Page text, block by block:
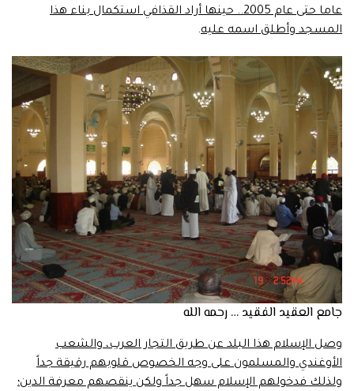
عاما حتى عام 2005.. حينها أراد القذافي استكمال بناء هذا
المسجد وأطلق اسمه عليه.
جامع العقيد الفقيد … رحمه الله
وصل الإسلام هذا البلد عن طريق التجار العرب، والشعب
الأوغندي والمسلمون على وجه الخصوص قلوبهم رقيقة جداً
ولذلك فدخولهم الإسلام سهل جداً ولكن ينقصهم معرفة الدين؛